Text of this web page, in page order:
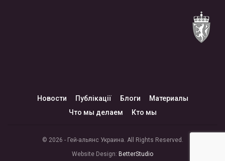
Новости Публікації Блоги
Материалы
Что мы делаем
Кто мы
© 2026 - Гей-альянс Украина. All Rights Reserved.
Website Design: BetterStudio